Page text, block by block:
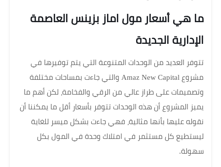
ما هي أسعار مول اماز بزينس العاصمة
الإدارية الجديدة
تتوفر العديد من الوحدات المتنوعة التي يتم توفيرها في
مشروع Amaz New Capital والتي جاءت بمساحات مختلفة
وتصميمات على طراز عالي من الرقي والفخامة، لكن أهم ما
يميز المشروع أن هذه الوحدات تتوفر بأسعار أقل ما يمكننا أن
نقوله عليها بأنها مثالية، فهي جاءت بشكل ميسر للغاية
ليستطيع كل مستثمر في امتلاك وحدة في المول بكل
سهولة.